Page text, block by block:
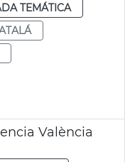
TEMÁTICA
València